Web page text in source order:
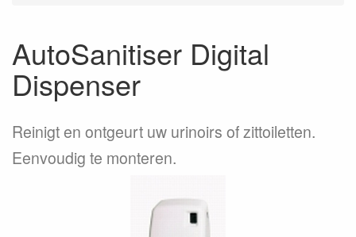
AutoSanitiser Digital
Dispenser
Reinigt en ontgeurt uw urinoirs of zittoiletten.
Eenvoudig te monteren.